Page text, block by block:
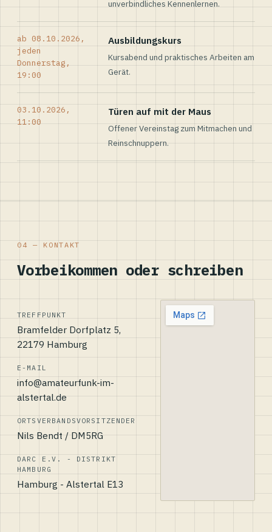
unverbindliches Kennenlernen.
ab 08.10.2026,
jeden
Donnerstag,
19:00
Ausbildungskurs
Kursabend und praktisches Arbeiten am
Gerät.
03.10.2026,
11:00
Türen auf mit der Maus
Offener Vereinstag zum Mitmachen und
Reinschnuppern.
04 — KONTAKT
Vorbeikommen oder schreiben
TREFFPUNKT
Bramfelder Dorfplatz 5,
22179 Hamburg
E-MAIL
info@amateurfunk-im-
alstertal.de
ORTSVERBANDSVORSITZENDER
Nils Bendt / DM5RG
DARC E.V. - DISTRIKT
HAMBURG
Hamburg - Alstertal E13